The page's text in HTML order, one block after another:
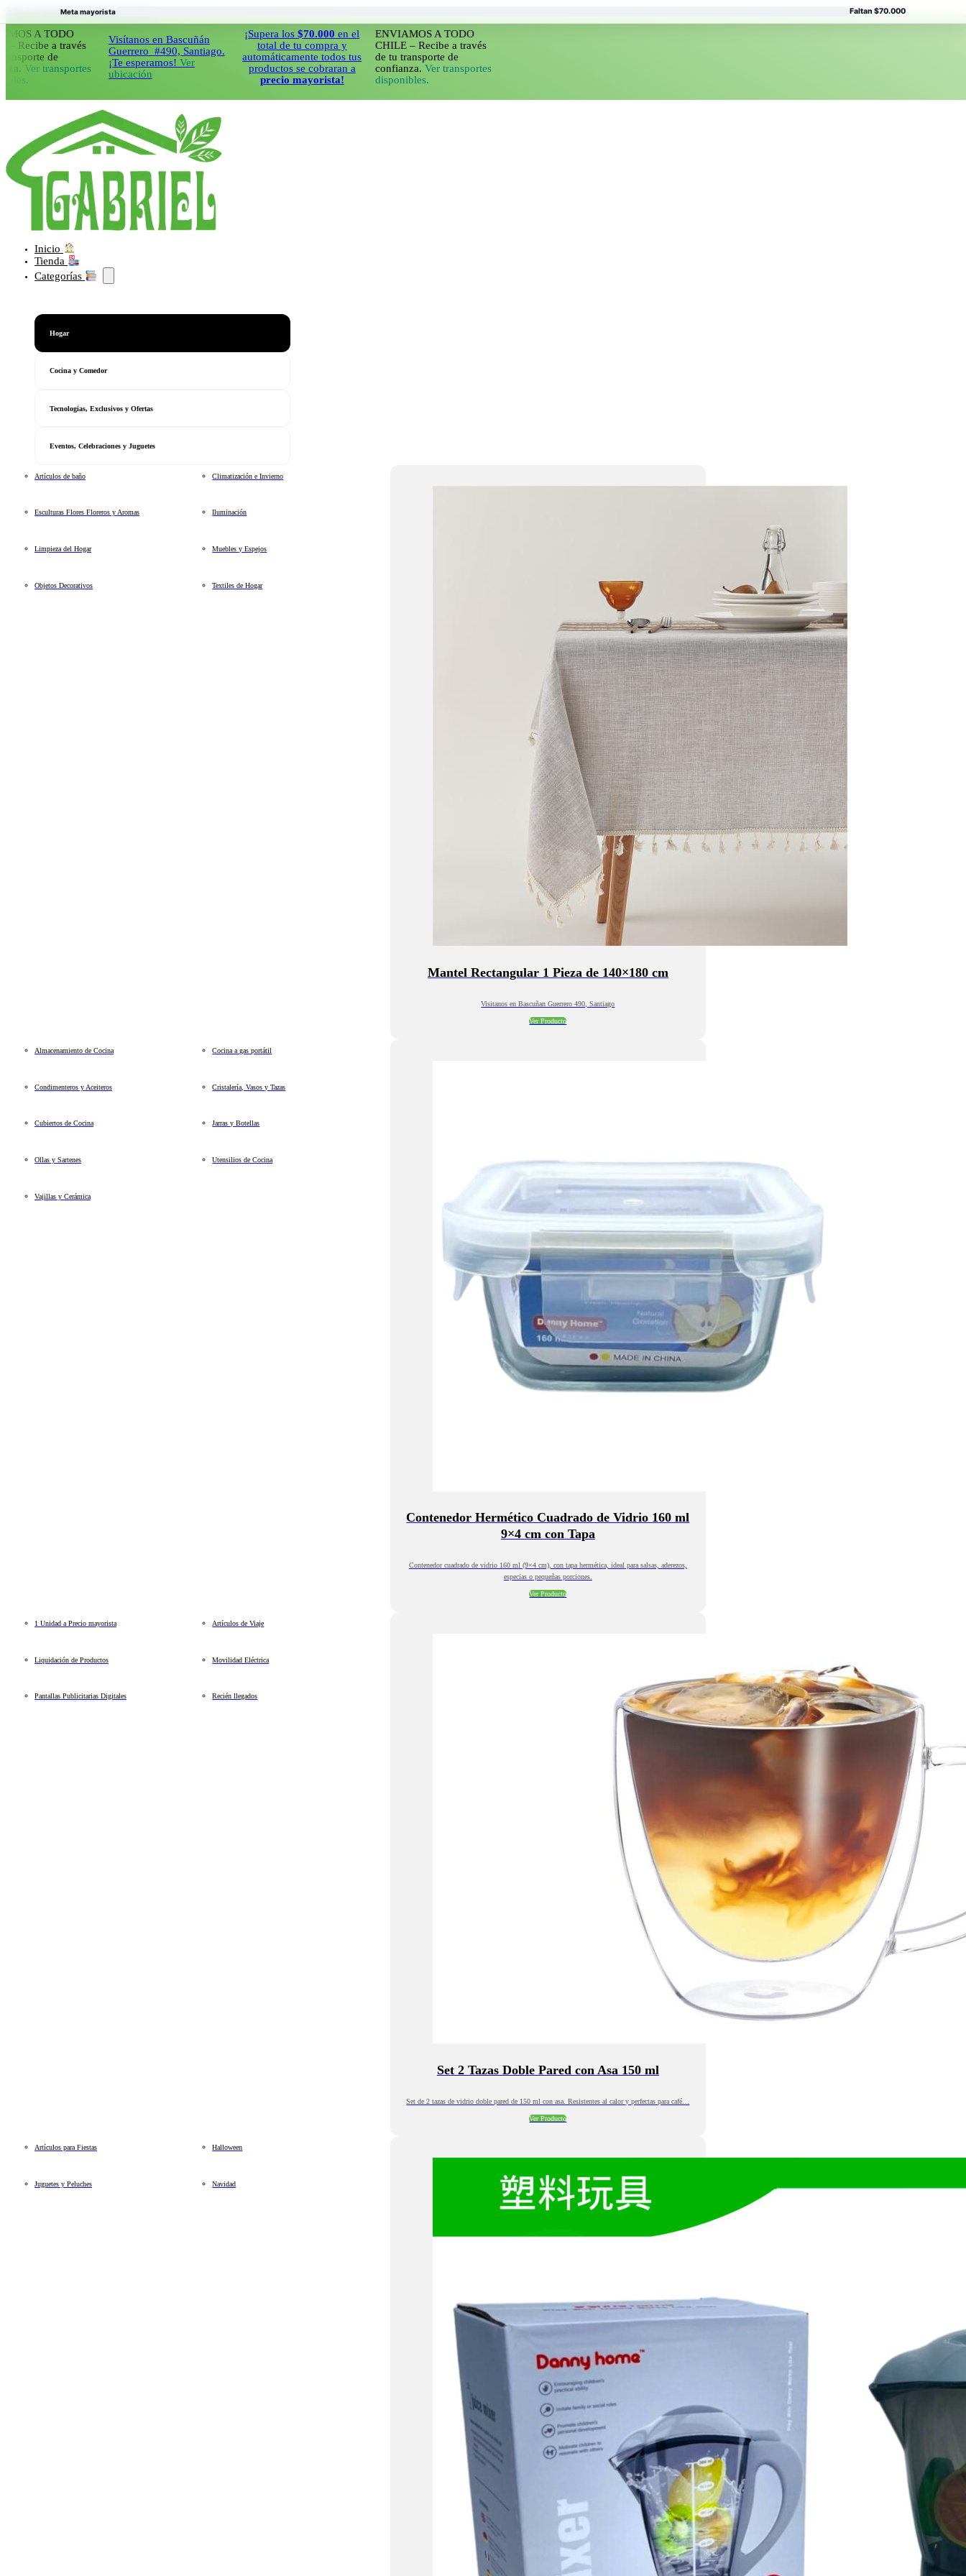
Saltar al contenido principal Saltar al pie de página
A TODO
a través
de
transportes
Visítanos en Bascuñán
Guerrero #490, Santiago.
¡Te esperamos!Ver
ubicación
¡Supera los$70.000en el
total de tu compra y
automáticamente todos tus
productos se cobraran a
precio mayorista!
ENVIAMOS A TODO
CHILE – Recibe a través
de tu transporte de
confianza.Ver transportes
disponibles.
Inicio
Tienda
Categorías
Hogar
Cocina y Comedor
Tecnologias, Exclusivos y Ofertas
Eventos, Celebraciones y Juguetes
Artículos de baño Climatización e Invierno
Esculturas Flores Floreros y Aromas Iluminación
Limpieza del Hogar Muebles y Espejos
Objetos Decorativos Textiles de Hogar
Mantel Rectangular 1 Pieza de 140×180 cm
Visitanos en Bascuñan Guerrero 490, Santiago
Ver Producto
Almacenamiento de Cocina Cocina a gas portátil
Condimenteros y Aceiteros Cristalería, Vasos y Tazas
Cubiertos de Cocina Jarras y Botellas
Ollas y Sartenes Utensilios de Cocina
Vajillas y Cerámica
Contenedor Hermético Cuadrado de Vidrio 160 ml
9×4 cm con Tapa
Contenedor cuadrado de vidrio 160 ml (9×4 cm), con tapa hermética, ideal para salsas, aderezos,
especias o pequeñas porciones.
Ver Producto
1 Unidad a Precio mayorista Artículos de Viaje
Liquidación de Productos Movilidad Eléctrica
Pantallas Publicitarias Digitales Recién llegados
Set 2 Tazas Doble Pared con Asa 150 ml
Set de 2 tazas de vidrio doble pared de 150 ml con asa. Resistentes al calor y perfectas para café…
Ver Producto
Artículos para Fiestas Halloween
Juguetes y Peluches Navidad
Meta mayorista Faltan $70.000